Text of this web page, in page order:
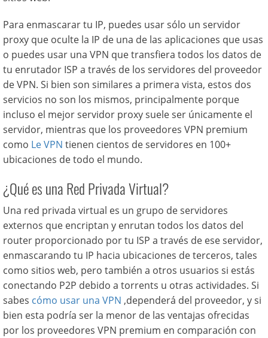
Para enmascarar tu IP, puedes usar sólo un servidor
proxy que oculte la IP de una de las aplicaciones que usas
o puedes usar una VPN que transfiera todos los datos de
tu enrutador ISP a través de los servidores del proveedor
de VPN. Si bien son similares a primera vista, estos dos
servicios no son los mismos, principalmente porque
incluso el mejor servidor proxy suele ser únicamente el
servidor, mientras que los proveedores VPN premium
como Le VPN tienen cientos de servidores en 100+
ubicaciones de todo el mundo.
¿Qué es una Red Privada Virtual?
Una red privada virtual es un grupo de servidores
externos que encriptan y enrutan todos los datos del
router proporcionado por tu ISP a través de ese servidor,
enmascarando tu IP hacia ubicaciones de terceros, tales
como sitios web, pero también a otros usuarios si estás
conectando P2P debido a torrents u otras actividades. Si
sabes cómo usar una VPN ,dependerá del proveedor, y si
bien esta podría ser la menor de las ventajas ofrecidas
por los proveedores VPN premium en comparación con